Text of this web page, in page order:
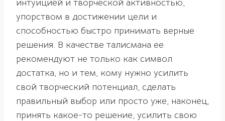
интуицией и творческой активностью,
упорством в достижении цели и
способностью быстро принимать верные
решения. В качестве талисмана ее
рекомендуют не только как символ
достатка, но и тем, кому нужно усилить
свой творческий потенциал, сделать
правильный выбор или просто уже, наконец,
принять какое-то решение, усилить свою